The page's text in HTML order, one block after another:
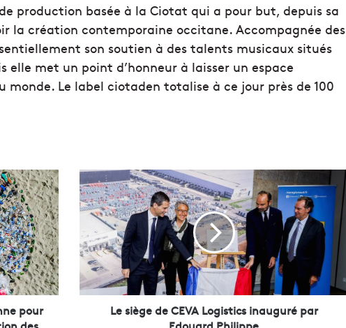
production basée à la Ciotat qui a pour but, depuis sa
la création contemporaine occitane. Accompagnée des
son soutien à des talents musicaux situés
met un point d’honneur à laisser un espace
monde. Le label ciotaden totalise à ce jour près de 100
pour
L
e
s
è
g
d
e
Le siège de CEVA Logistics inauguré par